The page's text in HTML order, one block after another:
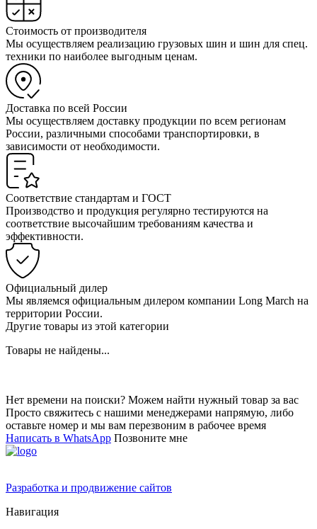
Стоимость от производителя
Мы осуществляем реализацию грузовых шин и шин для спец.
техники по наиболее выгодным ценам.
Доставка по всей России
Мы осуществляем доставку продукции по всем регионам
России, различными способами транспортировки, в
зависимости от необходимости.
Соответствие стандартам и ГОСТ
Производство и продукция регулярно тестируются на
соответствие высочайшим требованиям качества и
эффективности.
Официальный дилер
Мы являемся официальным дилером компании Long March на
территории России.
Другие товары из этой категории
Товары не найдены...
Нет времени на поиски? Можем найти нужный товар за вас
Просто свяжитесь с нашими менеджерами напрямую, либо
оставьте номер и мы вам перезвоним в рабочее время
Написать в WhatsApp Позвоните мне
Разработка и продвижение сайтов
Навигация